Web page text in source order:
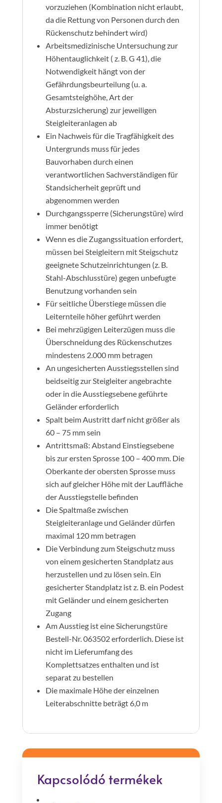
vorzuziehen (Kombination nicht erlaubt,
da die Rettung von Personen durch den
Rückenschutz behindert wird)
Arbeitsmedizinische Untersuchung zur
Höhentauglichkeit ( z. B. G 41), die
Notwendigkeit hängt von der
Gefährdungsbeurteilung (u. a.
Gesamtsteighöhe, Art der
Absturzsicherung) zur jeweiligen
Steigleiteranlagen ab
Ein Nachweis für die Tragfähigkeit des
Untergrunds muss für jedes
Bauvorhaben durch einen
verantwortlichen Sachverständigen für
Standsicherheit geprüft und
abgenommen werden
Durchgangssperre (Sicherungstüre) wird
immer benötigt
Wenn es die Zugangssituation erfordert,
müssen bei Steigleitern mit Steigschutz
geeignete Schutzeinrichtungen (z. B.
Stahl-Abschlusstüre) gegen unbefugte
Benutzung vorhanden sein
Für seitliche Überstiege müssen die
Leiternteile höher geführt werden
Bei mehrzügigen Leiterzügen muss die
Überschneidung des Rückenschutzes
mindestens 2.000 mm betragen
An ungesicherten Ausstiegsstellen sind
beidseitig zur Steigleiter angebrachte
oder in die Ausstiegsebene geführte
Geländer erforderlich
Spalt beim Austritt darf nicht größer als
60 – 75 mm sein
Antrittsmaß: Abstand Einstiegsebene
bis zur ersten Sprosse 100 – 400 mm. Die
Oberkante der obersten Sprosse muss
sich auf gleicher Höhe mit der Lauffläche
der Ausstiegstelle befinden
Die Spaltmaße zwischen
Steigleiteranlage und Geländer dürfen
maximal 120 mm betragen
Die Verbindung zum Steigschutz muss
von einem gesicherten Standplatz aus
herzustellen und zu lösen sein. Ein
gesicherter Standplatz ist z. B. ein Podest
mit Geländer und einem gesicherten
Zugang
Am Ausstieg ist eine Sicherungstüre
Bestell-Nr. 063502 erforderlich. Diese ist
nicht im Lieferumfang des
Komplettsatzes enthalten und ist
separat zu bestellen
Die maximale Höhe der einzelnen
Leiterabschnitte beträgt 6,0 m
Kapcsolódó termékek